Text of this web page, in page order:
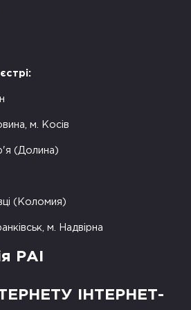
м. Косів
(Долина)
(Коломия)
м. Надвірна
РАІ
ІНТЕРНЕТ-